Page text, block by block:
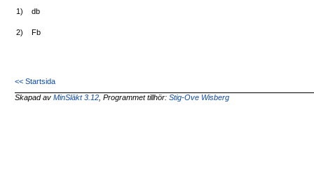
1) db
2) Fb
<< Startsida
Skapad avMinSläkt 3.12 , Programmet tillhör:Stig-Ove Wisberg